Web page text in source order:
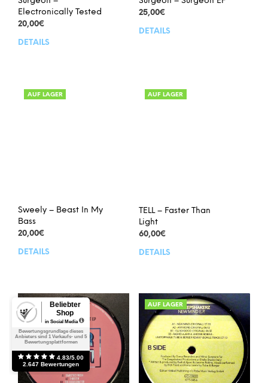
Electronically Tested
20,00€
DETAILS
25,00€
DETAILS
AUF LAGER
Sweely – Beast In My
Bass
20,00€
DETAILS
AUF LAGER
TELL – Faster Than
Light
60,00€
DETAILS
AUF LAGER AUF LAGER